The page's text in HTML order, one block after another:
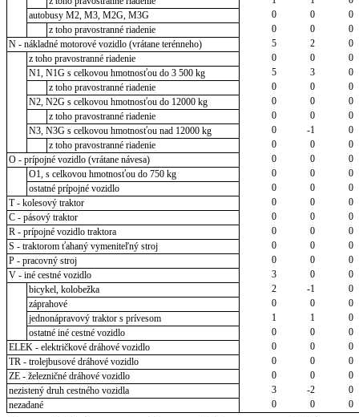
autobusy M2, M3, M2G, M3G
0 0
0
z toho pravostranné riadenie
0 0
0
N - nákladné motorové vozidlo (vrátane terénneho)
5 2
0
z toho pravostranné riadenie
0 0
0
N1, N1G s celkovou hmotnosťou do 3 500 kg
5 3
0
z toho pravostranné riadenie
0 0
0
N2, N2G s celkovou hmotnosťou do 12000 kg
0 0
0
z toho pravostranné riadenie
0 0
0
N3, N3G s celkovou hmotnosťou nad 12000 kg
0 -1
0
z toho pravostranné riadenie
0 0
0
O - prípojné vozidlo (vrátane návesa)
0 0
0
O1, s celkovou hmotnosťou do 750 kg
0 0
0
ostatné prípojné vozidlo
0 0
0
T - kolesový traktor
0 0
0
C - pásový traktor
0 0
0
R - prípojné vozidlo traktora
0 0
0
S - traktorom ťahaný vymeniteľný stroj
0 0
0
P - pracovný stroj
0 0
0
V - iné cestné vozidlo
3 0
0
bicykel, kolobežka
2 -1
0
záprahové
0 0
0
jednonápravový traktor s prívesom
1 1
0
ostatné iné cestné vozidlo
0 0
0
ELEK - električkové dráhové vozidlo
0 0
0
TR - trolejbusové dráhové vozidlo
0 0
0
ZE - železničné dráhové vozidlo
0 0
0
nezistený druh cestného vozidla
3 -2
0
nezadané
0 0 0